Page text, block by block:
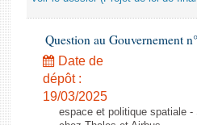
Question au Gouvernement
Date de
dépôt :
19/03/2025
espace et politique spatiale